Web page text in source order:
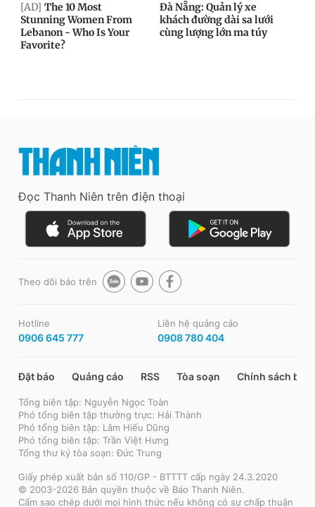
Đọc Thanh Niên trên điện thoại
Theo dõi báo trên
Hotline
0906 645 777
Liên hệ quảng cáo
0908 780 404
Đặt báo Quảng cáo RSS Tòa soạn Chính sách bảo
Tổng biên tập: Nguyễn Ngọc Toàn
Phó tổng biên tập thường trực: Hải Thành
Phó tổng biên tập: Lâm Hiếu Dũng
Phó tổng biên tập: Trần Việt Hưng
Tổng thư ký tòa soạn: Đức Trung
Giấy phép xuất bản số 110/GP - BTTTT cấp ngày 24.3.2020
© 2003-2026 Bản quyền thuộc về Báo Thanh Niên.
Cấm sao chép dưới mọi hình thức nếu không có sự chấp thuận